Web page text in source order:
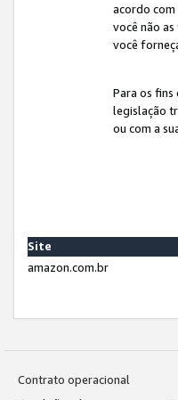
acordo com
você não
você
Para os
legislação
ou com a
Site
amazon.com.br
Contrato operacional